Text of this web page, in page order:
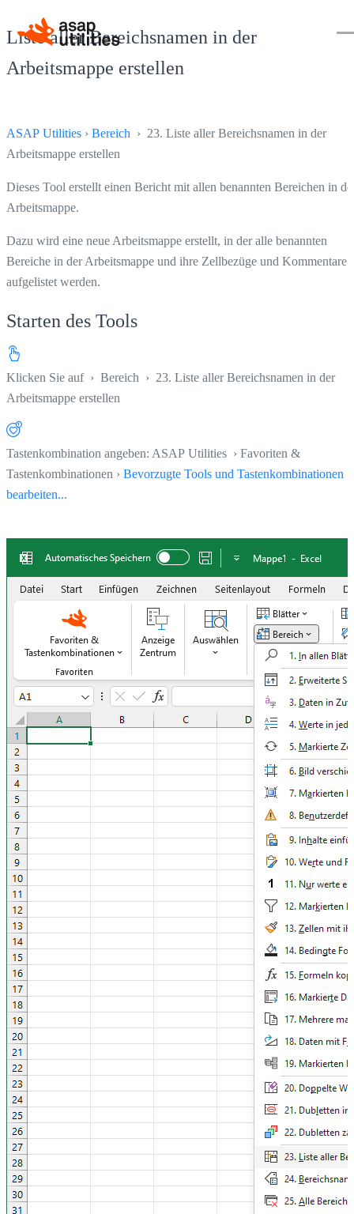
Liste aller Bereichsnamen in der
Arbeitsmappe erstellen
ASAP Utilities › Bereich › 23. Liste aller Bereichsnamen in der
Arbeitsmappe erstellen
Dieses Tool erstellt einen Bericht mit allen benannten Bereichen in
Arbeitsmappe.
Dazu wird eine neue Arbeitsmappe erstellt, in der alle benannten
Bereiche in der Arbeitsmappe und ihre Zellbezüge und Kommentare
aufgelistet werden.
Starten des Tools
Klicken Sie auf › Bereich › 23. Liste aller Bereichsnamen in der
Arbeitsmappe erstellen
Tastenkombination angeben: ASAP Utilities › Favoriten &
Tastenkombinationen › Bevorzugte Tools und Tastenkombinationen
bearbeiten...